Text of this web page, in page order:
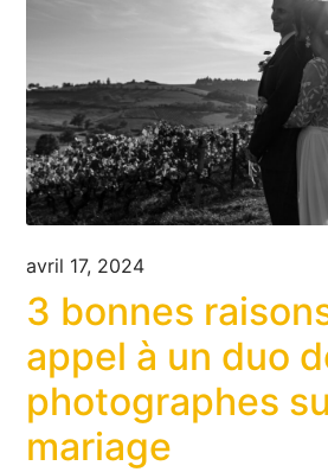
avril 17, 2024
3 bonnes
appel à un duo
photographes
mariage